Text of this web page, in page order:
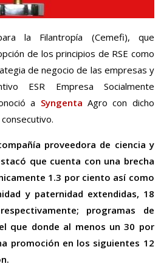
la Filantropía (Cemefi), que
de los principios de RSE como
de negocio de las empresas y
ESR Empresa Socialmente
a Syngenta Agro con dicho
proveedora de ciencia y
que cuenta con una brecha
1.3 por ciento así como
y paternidad extendidas, 18
programas de
que donde al menos un 30 por
promoción en los siguientes 12